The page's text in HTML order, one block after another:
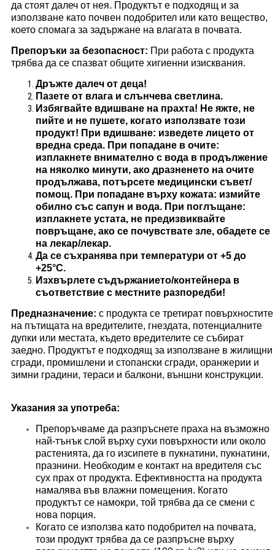
да стоят далеч от нея. Продуктът е подходящ и за
използване като почвен подобрител или като вещество,
което спомага за задържане на влагата в почвата.
Препоръки за безопасност: При работа с продукта
трябва да се спазват общите хигиенни изисквания.
Дръжте далеч от деца!
Пазете от влага и слънчева светлина.
Избягвайте вдишване на прахта! Не яжте, не
пийте и не пушете, когато използвате този
продукт! При вдишване: изведете лицето от
вредна среда. При попадане в очите:
изплакнете внимателно с вода в продължение
на няколко минути, ако дразненето на очите
продължава, потърсете медицински съвет/
помощ. При попадане върху кожата: измийте
обилно със сапун и вода. При поглъщане:
изплакнете устата, не предизвиквайте
повръщане, ако се почувствате зле, обадете се
на лекар/лекар.
Да се ​​съхранява при температури от +5 до
+25°C.
Изхвърлете съдържанието/контейнера в
съответствие с местните разпоредби!
Предназначение: с продукта се третират повърхностите
на пътищата на вредителите, гнездата, потенциалните
дупки или местата, където вредителите се събират
заедно. Продуктът е подходящ за използване в жилищни
сгради, промишлени и стопански сгради, оранжерии и
зимни градини, тераси и балкони, външни конструкции.
Указания за употреба:
Препоръчваме да разпръснете праха на възможно
най-тънък слой върху сухи повърхности или около
растенията, да го изсипете в пукнатини, пукнатини,
празнини. Необходим е контакт на вредителя със
сух прах от продукта. Ефективността на продукта
намалява във влажни помещения. Когато
продуктът се намокри, той трябва да се смени с
нова порция.
Когато се използва като подобрител на почвата,
този продукт трябва да се разпръсне върху